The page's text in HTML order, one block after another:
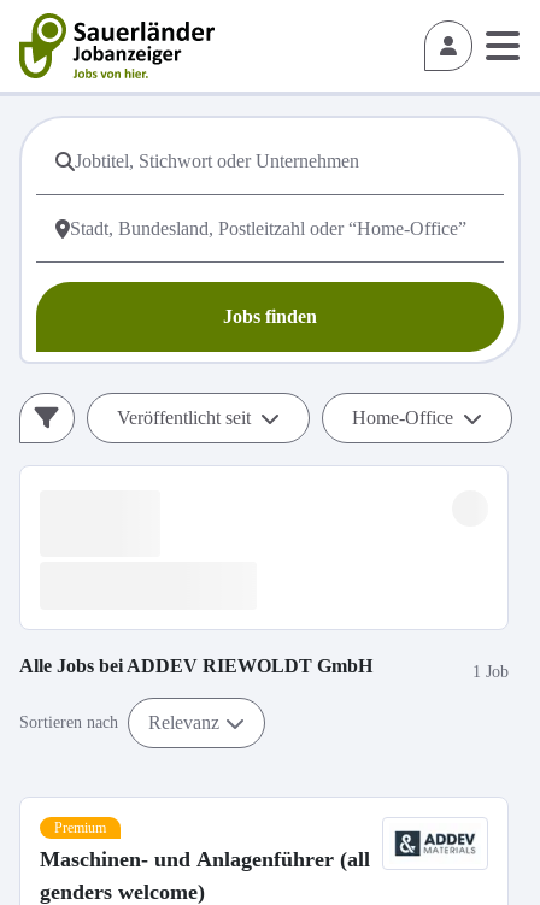
Jobs finden
Veröffentlicht seit Home-Office
Alle Jobs bei ADDEV RIEWOLDT GmbH 1 Job
Sortieren nach Relevanz
Premium
Maschinen- und Anlagenführer (all
genders welcome)